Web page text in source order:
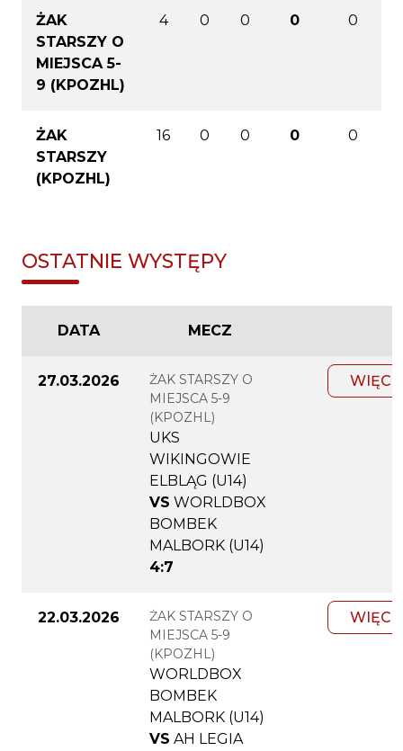
ŻAK
STARSZY O
MIEJSCA 5-
9 (KPOZHL)
4 0 0 0 0
ŻAK
STARSZY
(KPOZHL)
16 0 0 0 0
OSTATNIE WYSTĘPY
DATA MECZ
27.03.2026
ŻAK STARSZY O
MIEJSCA 5-9
(KPOZHL)
UKS
WIKINGOWIE
ELBLĄG (U14)
VS WORLDBOX
BOMBEK
MALBORK (U14)
4:7
22.03.2026
ŻAK STARSZY O
MIEJSCA 5-9
(KPOZHL)
WORLDBOX
BOMBEK
MALBORK (U14)
VS AH LEGIA